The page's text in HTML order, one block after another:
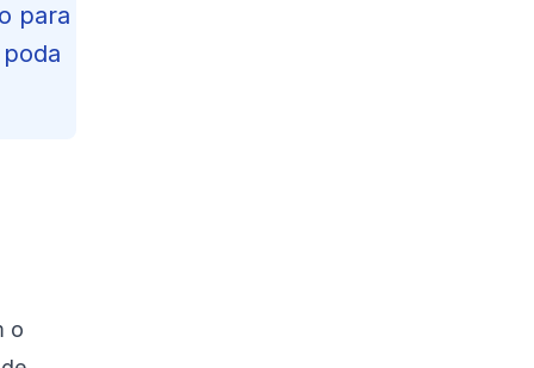
para
o